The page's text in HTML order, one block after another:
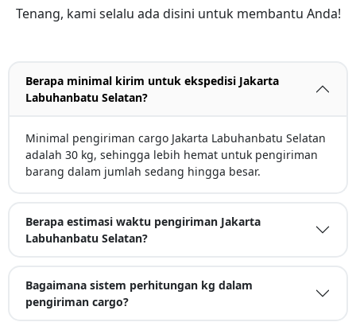
Tenang, kami selalu ada disini untuk membantu Anda!
Berapa minimal kirim untuk ekspedisi Jakarta
Labuhanbatu Selatan?
Minimal pengiriman cargo Jakarta Labuhanbatu Selatan
adalah 30 kg, sehingga lebih hemat untuk pengiriman
barang dalam jumlah sedang hingga besar.
Berapa estimasi waktu pengiriman Jakarta
Labuhanbatu Selatan?
Bagaimana sistem perhitungan kg dalam
pengiriman cargo?